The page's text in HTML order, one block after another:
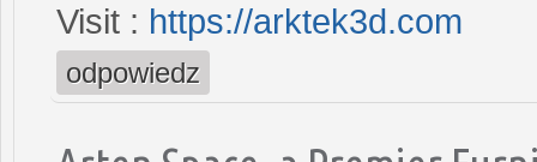
Visit : https://arktek3d.com
odpowiedz